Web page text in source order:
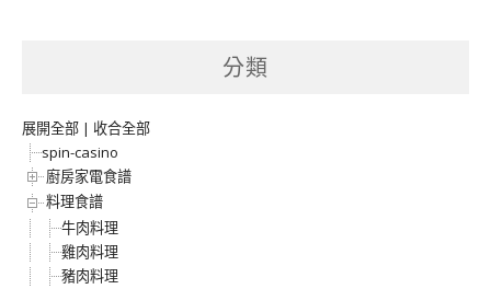
分類
展開全部 | 收合全部
spin-casino
廚房家電食譜
料理食譜
牛肉料理
雞肉料理
豬肉料理